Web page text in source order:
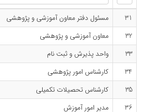
31 مسئول دفتر معاون آموزشی و پژوهشی
32
معاون آموزشی و پژوهشی
33
واحد پذیرش و ثبت نام
34
کارشناس امور پژوهشی
35
کارشناس تحصیلات تکمیلی
36
مدیر امور آموزش